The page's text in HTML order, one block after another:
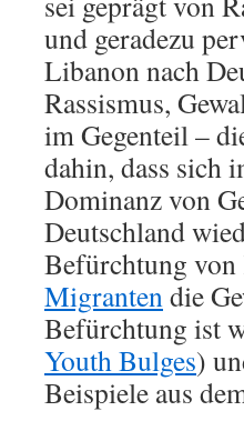
und geradezu
Libanon nach
Rassismus,
im Gegenteil –
dahin, dass sich
Dominanz von
Deutschland
Befürchtung
Migrantendie
Befürchtung ist
Youth Bulges)
Beispiele aus